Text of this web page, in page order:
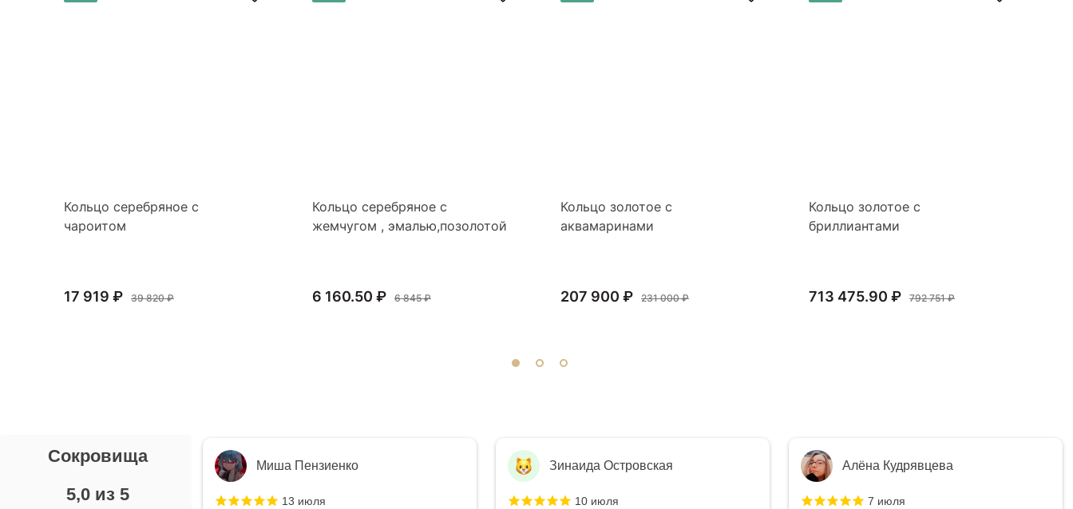
Кольцо серебряное с
чароитом
17 919 ₽ 39 820 ₽
Кольцо серебряное с
жемчугом , эмалью,позолотой
6 160.50 ₽ 6 845 ₽
Кольцо золотое с
аквамаринами
207 900 ₽ 231 000 ₽
Кольцо золотое с
бриллиантами
713 475.90 ₽ 792 751 ₽
Сокровища
5,0 из 5
Миша Пензиенко
13 июля
Зинаида Островская
10 июля
Алёна Кудрявцева
7 июля